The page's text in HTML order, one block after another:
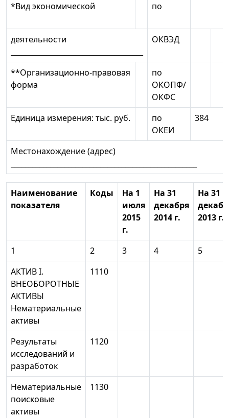
*Вид экономической по
деятельности
ОКВЭД
**Организационно-правовая
форма
по
ОКОПФ/
ОКФС
Единица измерения: тыс. руб.
по
ОКЕИ
384
Местонахождение (адрес)
Наименование
показателя
Коды
На 1
июля
2015
г.
На 31
декабря
2014 г.
На 31
2013 г.
1 2 3 4
5
АКТИВ I.
ВНЕОБОРОТНЫЕ
АКТИВЫ
Нематериальные
активы
1110
Результаты
исследований и
разработок
1120
Нематериальные
поисковые
активы
1130